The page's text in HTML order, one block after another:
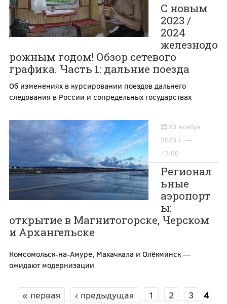
С новым
2023 /
2024
железнодо
рожным годом! Обзор сетевого
графика. Часть 1: дальние поезда
Об изменениях в курсировании поездов дальнего
следования в России и сопредельных государствах
23 ноября
2023 г. —
17:00
Регионал
ьные
аэропорт
ы:
открытие в Магнитогорске, Черском
и Архангельске
Комсомольск-на-Амуре, Махачкала и Олёкминск —
ожидают модернизации
« первая ‹ предыдущая 1 2 3
4